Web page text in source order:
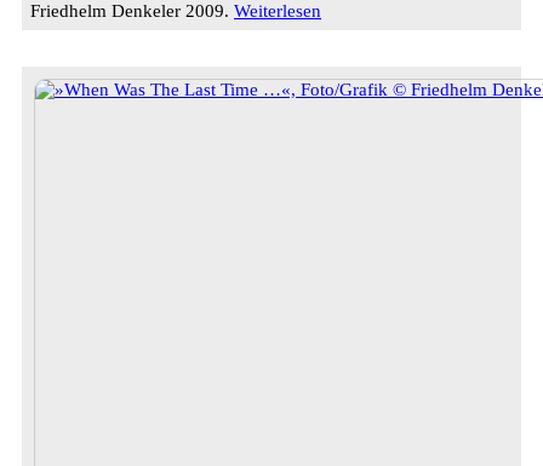
Friedhelm Denkeler 2009. Weiterlesen